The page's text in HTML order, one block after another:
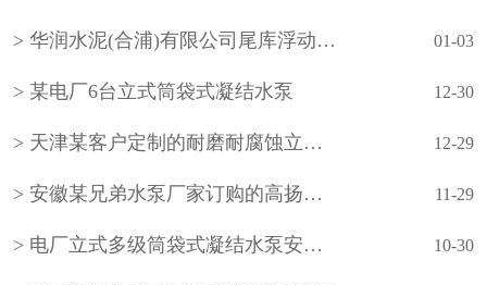
通常为一级，根据需要也可设计成多级。泵的轴承采
华润水泥(合浦)有限公司尾库浮动式取水泵站立式长轴泵安装现场 01-03
某电厂6台立式筒袋式凝结水泵 12-30
天津某客户定制的耐磨耐腐蚀立式长轴泵 12-29
安徽某兄弟水泵厂家订购的高扬程立式长轴泵 11-29
电厂立式多级筒袋式凝结水泵安装现场 10-30